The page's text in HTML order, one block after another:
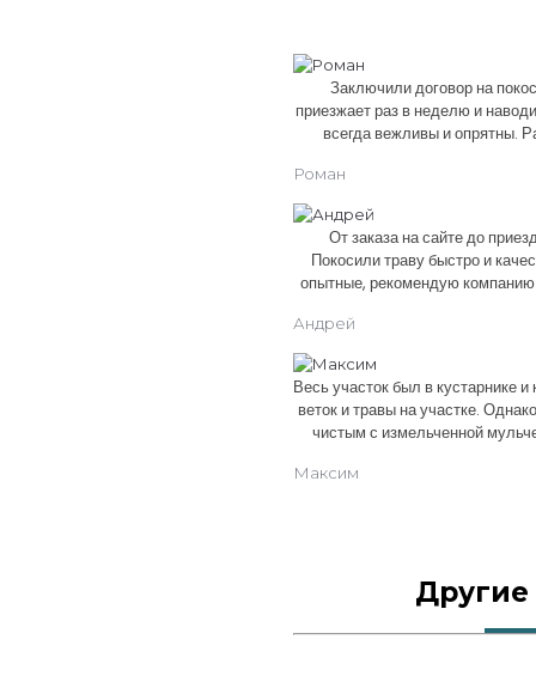
Заключили договор на
приезжает раз в неделю и
всегда вежливы и опрятны.
Роман
От заказа на сайте до
Покосили траву быстро и
опытные, рекомендую
Андрей
Весь участок был в кустарнике
веток и травы на участке.
чистым с измельченной
Максим